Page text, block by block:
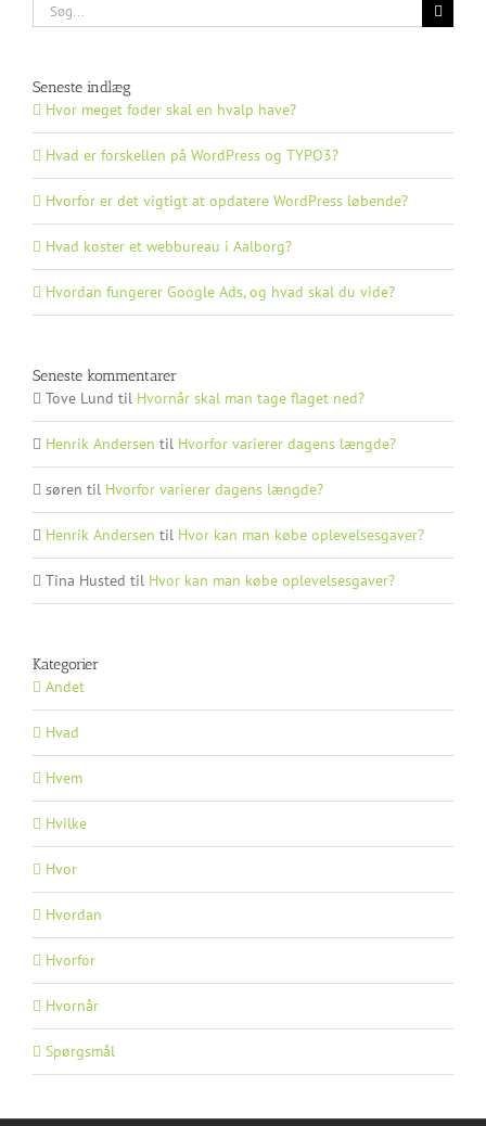
Søg
efter:
Seneste indlæg
Hvor meget foder skal en hvalp have?
Hvad er forskellen på WordPress og TYPO3?
Hvorfor er det vigtigt at opdatere WordPress løbende?
Hvad koster et webbureau i Aalborg?
Hvordan fungerer Google Ads, og hvad skal du vide?
Seneste kommentarer
Tove Lund til Hvornår skal man tage flaget ned?
Henrik Andersen til Hvorfor varierer dagens længde?
søren til Hvorfor varierer dagens længde?
Henrik Andersen til Hvor kan man købe oplevelsesgaver?
Tina Husted til Hvor kan man købe oplevelsesgaver?
Kategorier
Andet
Hvad
Hvem
Hvilke
Hvor
Hvordan
Hvorfor
Hvornår
Spørgsmål